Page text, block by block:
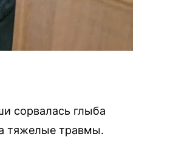
сорвалась глыба
тяжелые травмы.